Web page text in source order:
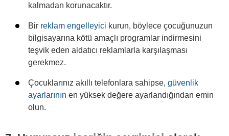
kalmadan korunacaktır.
Bir reklam engelleyici kurun, böylece çocuğunuzun
bilgisayarına kötü amaçlı programlar indirmesini
teşvik eden aldatıcı reklamlarla karşılaşması
gerekmez.
Çocuklarınız akıllı telefonlara sahipse, güvenlik
ayarlarının en yüksek değere ayarlandığından emin
olun.